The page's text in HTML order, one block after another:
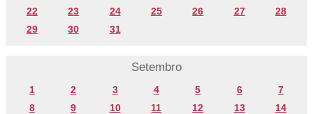
22
23 24 25 26 27
28
29
30 31
Setembro
1 2 3 4 5 6
7
8
9 10 11 12 13
14